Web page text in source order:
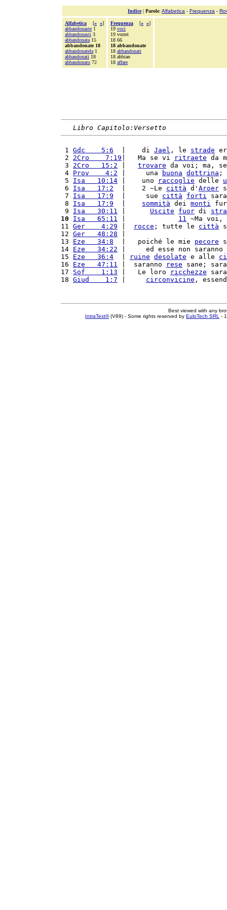
Indice| Parole: Alfabetica - Frequenza -
Alfabetica [« »]
abbandonaste 1
abbandonasti 3
abbandonata 15
abbandonate 18
abbandonatela 1
abbandonati 18
abbandonato 72
Frequenza [« »]
19 voci
19 vorrei
18 66
18 abbandonate
18 abbandonati
18 abbian
18 affare
Libro Capitolo:Versetto
1 Gdc    5:6
  |    di
Jael , le strade
2 2Cro    7:19 |   Ma se vi ritraete da
3 2Cro   15:2 trovare da voi; ma,
4 Prov    4:2 |     una buona dottrina ;
5 Isa   10:14 |    uno raccoglie delle
6 Isa   17:2
  |    2 ~Le
città d' Aroer
7 Isa   17:9
  |     sue
città forti
8 Isa   17:9 sommità dei monti
9 Isa   30:11 Uscite fuor di
10
Isa   65:11 11 ~Ma
11 Ger    4:29 rocce ; tutte le città
12 Ger   48:28
13 Eze   34:8
  |   poiché le mie
pecore
14 Eze   34:22 |     ed esse non
15 Eze   36:4 ruine desolate e alle
16 Eze   47:11 |  saranno rese sane;
17 Sof    1:13 |   Le loro ricchezze
18 Giud    1:7 circonvicine ,
Best viewed with any
IntraText®(V89) - Some rights reserved by EuloTech SRL -